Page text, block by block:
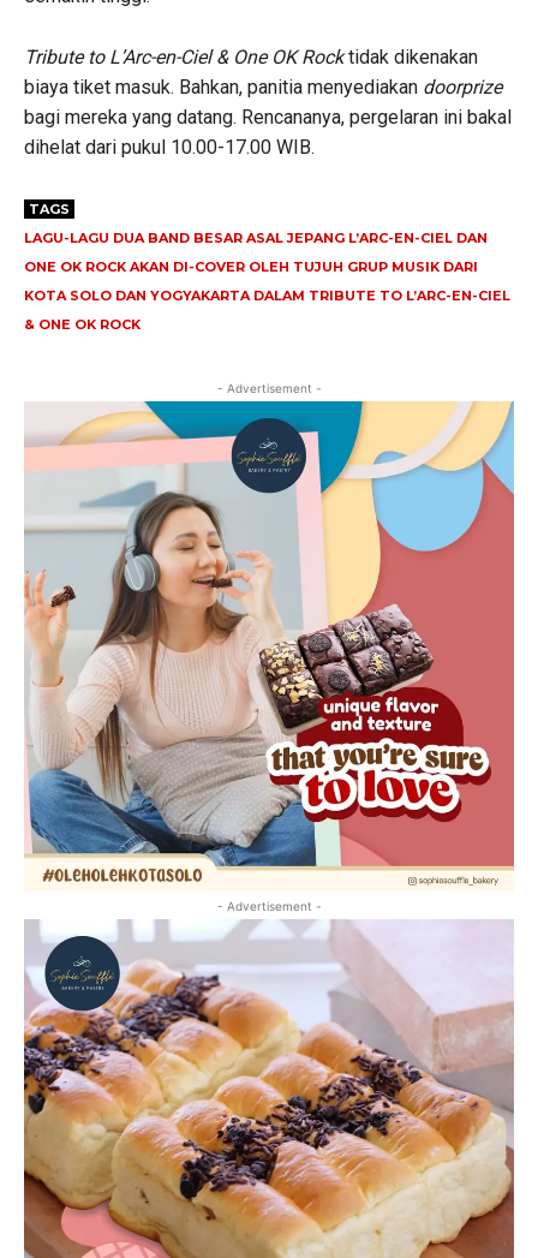
Tribute to L’Arc-en-Ciel & One OK Rocktidak dikenakan
biaya tiket masuk. Bahkan, panitia menyediakan doorprize
bagi mereka yang datang. Rencananya, pergelaran ini bakal
dihelat dari pukul 10.00-17.00 WIB.
TAGS
LAGU-LAGU DUA BAND BESAR ASAL JEPANG L’ARC-EN-CIEL DAN
ONE OK ROCK AKAN DI-COVER OLEH TUJUH GRUP MUSIK DARI
KOTA SOLO DAN YOGYAKARTA DALAM TRIBUTE TO L’ARC-EN-CIEL
& ONE OK ROCK
- Advertisement -
- Advertisement -